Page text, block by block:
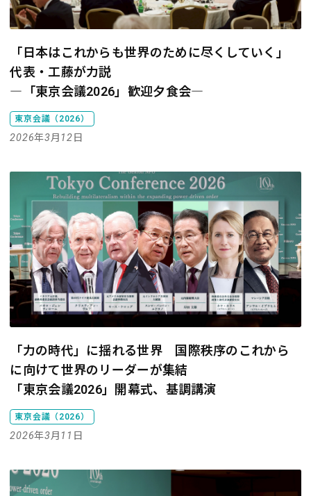
「日本はこれからも世界のために尽くしていく」
代表・工藤が力説
―「東京会議2026」歓迎夕食会―
東京会議（2026）
2026年3月12日
「力の時代」に揺れる世界 国際秩序のこれから
に向けて世界のリーダーが集結
「東京会議2026」開幕式、基調講演
東京会議（2026）
2026年3月11日